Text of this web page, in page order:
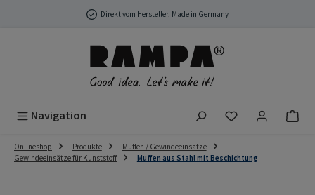
Zum Hauptinhalt springenDirekt vom Hersteller, Made in Germany
Navigation Du hast 0
Onlineshop Produkte
Muffen / Gewindeeinsätze
Gewindeeinsätze für Kunststoff
Muffen aus Stahl mit Beschichtung